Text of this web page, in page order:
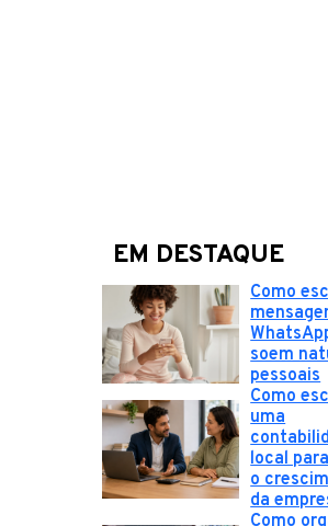
EM DESTAQUE
Como
soem
pessoais
Como
uma
local
o
da
Como